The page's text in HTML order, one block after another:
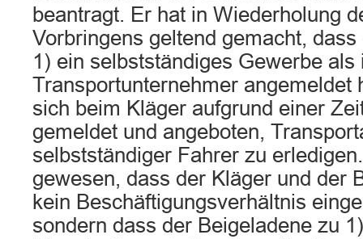
beantragt. Er hat in Wiederholung
Vorbringens geltend gemacht,
1) ein selbstständiges Gewerbe als
Transportunternehmer angemeldet
sich beim Kläger aufgrund einer
gemeldet und angeboten,
selbstständiger Fahrer zu
gewesen, dass der Kläger und der
kein Beschäftigungsverhältnis
sondern dass der Beigeladene zu